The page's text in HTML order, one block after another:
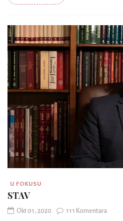
U FOKUSU
STAV
Okt 01, 2020 111 Komentara